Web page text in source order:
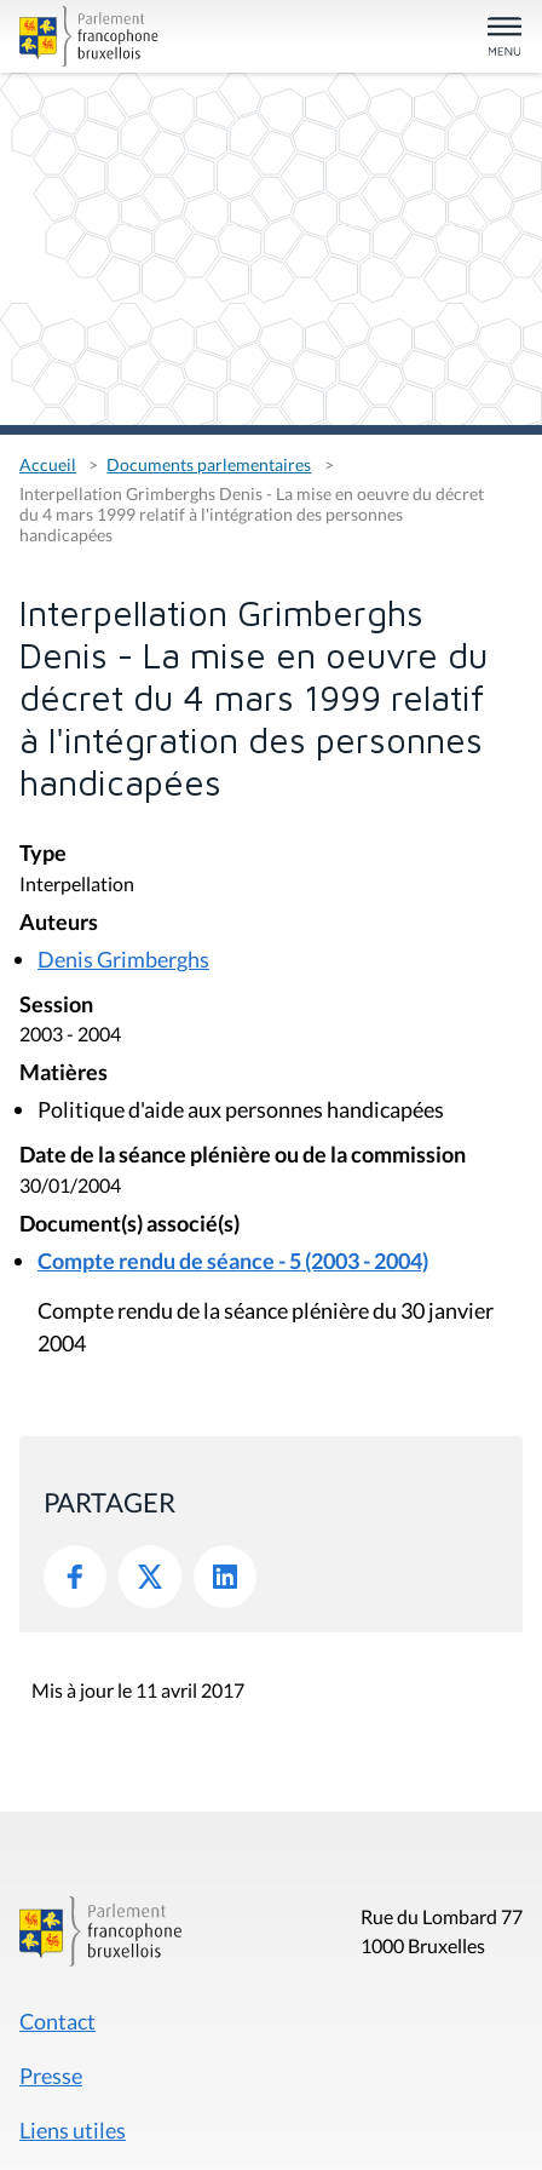
Accueil
Documents parlementaires
Interpellation Grimberghs Denis - La mise en oeuvre du décret
du 4 mars 1999 relatif à l'intégration des personnes
handicapées
Interpellation Grimberghs
Denis - La mise en oeuvre du
décret du 4 mars 1999 relatif
à l'intégration des personnes
handicapées
Type
Interpellation
Auteurs
Denis Grimberghs
Session
2003 - 2004
Matières
Politique d'aide aux personnes handicapées
Date de la séance plénière ou de la commission
30/01/2004
Document(s) associé(s)
Compte rendu de séance - 5 (2003 - 2004)
Compte rendu de la séance plénière du 30 janvier
2004
PARTAGER
Mis à jour le 11 avril 2017
Rue du Lombard 77
1000 Bruxelles
Contact
Presse
Liens utiles